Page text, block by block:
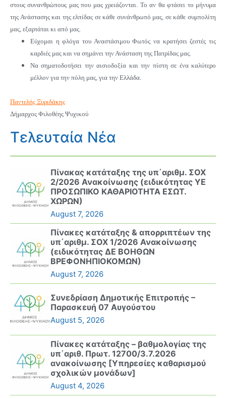
στους συνανθρώπους μας που μας χρειάζονται. Το αν θα φτάσει το μήνυμα
της Ανάστασης και της ελπίδας σε κάθε συνάνθρωπό μας, σε κάθε συμπολίτη
μας, εξαρτάται κι από μας.
Εύχομαι η φλόγα του Αναστάσιμου Φωτός να κρατήσει ζεστές τις
καρδιές μας και να σημάνει την Ανάσταση της Πατρίδας μας.
Να σηματοδοτήσει την αισιοδοξία και την πίστη σε ένα καλύτερο
μέλλον για την πόλη μας, για την Ελλάδα.
Παντελής Ξυριδάκης
Δήμαρχος Φιλοθέης Ψυχικού
Τελευταία Νέα
Πίνακας κατάταξης της υπ΄αριθμ. ΣΟΧ
2/2026 Ανακοίνωσης (ειδικότητας ΥΕ
ΠΡΟΣΩΠΙΚΟ ΚΑΘΑΡΙΟΤΗΤΑ ΕΣΩΤ.
ΧΩΡΩΝ)
August 7, 2026
Πίνακες κατάταξης & απορριπτέων της
υπ΄αριθμ. ΣΟΧ 1/2026 Ανακοίνωσης
(ειδικότητας ΔΕ ΒΟΗΘΩΝ
ΒΡΕΦΟΝΗΠΙΟΚΟΜΩΝ)
August 7, 2026
Συνεδρίαση Δημοτικής Επιτροπής –
Παρασκευή 07 Αυγούστου
August 5, 2026
Πίνακες κατάταξης – βαθμολογίας της
υπ΄αριθ. Πρωτ. 12700/3.7.2026
ανακοίνωσης [Υπηρεσίες καθαρισμού
σχολικών μονάδων]
August 4, 2026